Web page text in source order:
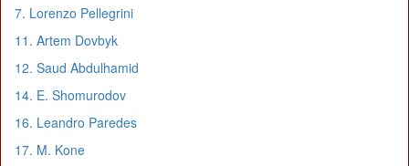
7. Lorenzo Pellegrini
11. Artem Dovbyk
12. Saud Abdulhamid
14. E. Shomurodov
16. Leandro Paredes
17. M. Kone